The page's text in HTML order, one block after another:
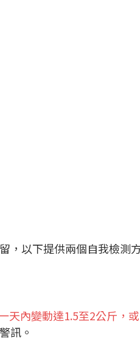
，以下提供兩個自我檢測
天內變動達1.5至2公斤，
訊。